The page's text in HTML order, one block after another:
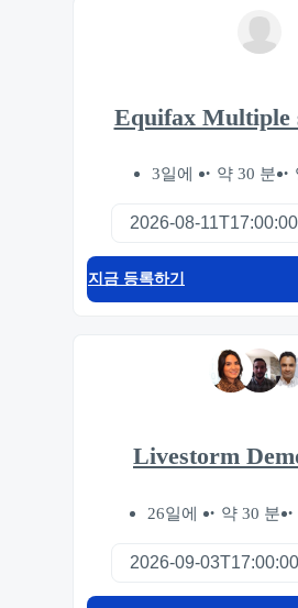
Equifax Multiple
3일에 약 30 분
지금 등록하기
Livestorm
26일에 약 30 분